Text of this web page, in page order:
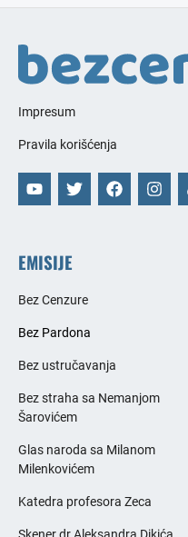
Impresum
Pravila korišćenja
EMISIJE
Bez Cenzure
Bez Pardona
Bez ustručavanja
Bez straha sa Nemanjom
Šarovićem
Glas naroda sa Milanom
Milenkovićem
Katedra profesora Zeca